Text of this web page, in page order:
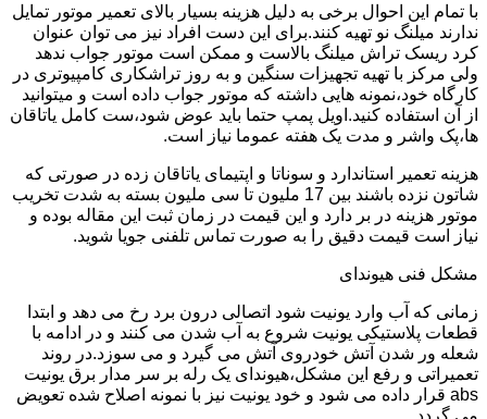
با تمام این احوال برخی به دلیل هزینه بسیار بالای تعمیر موتور تمایل
ندارند میلنگ نو تهیه کنند.برای این دست افراد نیز می توان عنوان
کرد ریسک تراش میلنگ بالاست و ممکن است موتور جواب ندهد
ولی مرکز با تهیه تجهیزات سنگین و به روز تراشکاری کامپیوتری در
کارگاه خود،نمونه هایی داشته که موتور جواب داده است و میتوانید
از آن استفاده کنید.اویل پمپ حتما باید عوض شود،ست کامل یاتاقان
ها،پک واشر و مدت یک هفته عموما نیاز است.
هزینه تعمیر استاندارد و سوناتا و اپتیمای یاتاقان زده در صورتی که
شاتون نزده باشند بین 17 ملیون تا سی ملیون بسته به شدت تخریب
موتور هزینه در بر دارد و این قیمت در زمان ثبت این مقاله بوده و
نیاز است قیمت دقیق را به صورت تماس تلفنی جویا شوید.
مشکل فنی هیوندای
زمانی که آب وارد یونیت شود اتصالی درون برد رخ می دهد و ابتدا
قطعات پلاستیکی یونیت شروع به آب شدن می کنند و در ادامه با
شعله ور شدن آتش خودروی آتش می گیرد و می سوزد.در روند
تعمیراتی و رفع این مشکل،هیوندای یک رله بر سر مدار برق یونیت
abs قرار داده می شود و خود یونیت نیز با نمونه اصلاح شده تعویض
می گردد.